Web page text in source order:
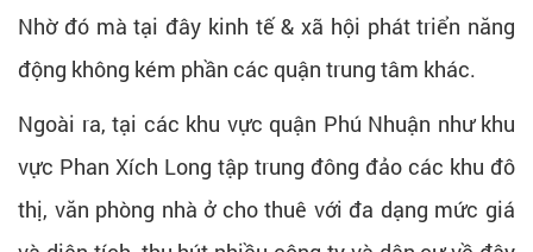
Nhờ đó mà tại đây kinh tế & xã hội phát triển năng
động không kém phần các quận trung tâm khác.
Ngoài ra, tại các khu vực quận Phú Nhuận như khu
vực Phan Xích Long tập trung đông đảo các khu đô
thị, văn phòng nhà ở cho thuê với đa dạng mức giá